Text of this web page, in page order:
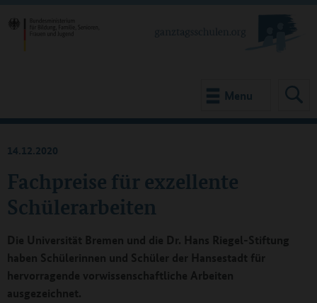
Menu
Fachpreise für exzellente
Schülerarbeiten
14.12.2020
Die Universität Bremen und die Dr. Hans Riegel-Stiftung
haben Schülerinnen und Schüler der Hansestadt für
hervorragende vorwissenschaftliche Arbeiten
ausgezeichnet.